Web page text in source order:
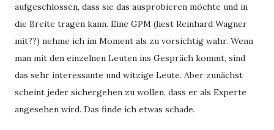
aufgeschlossen, dass sie das ausprobieren möchte und in
die Breite tragen kann. Eine GPM (liest Reinhard Wagner
mit??) nehme ich im Moment als zu vorsichtig wahr. Wenn
man mit den einzelnen Leuten ins Gespräch kommt, sind
das sehr interessante und witzige Leute. Aber zunächst
scheint jeder sichergehen zu wollen, dass er als Experte
angesehen wird. Das finde ich etwas schade.